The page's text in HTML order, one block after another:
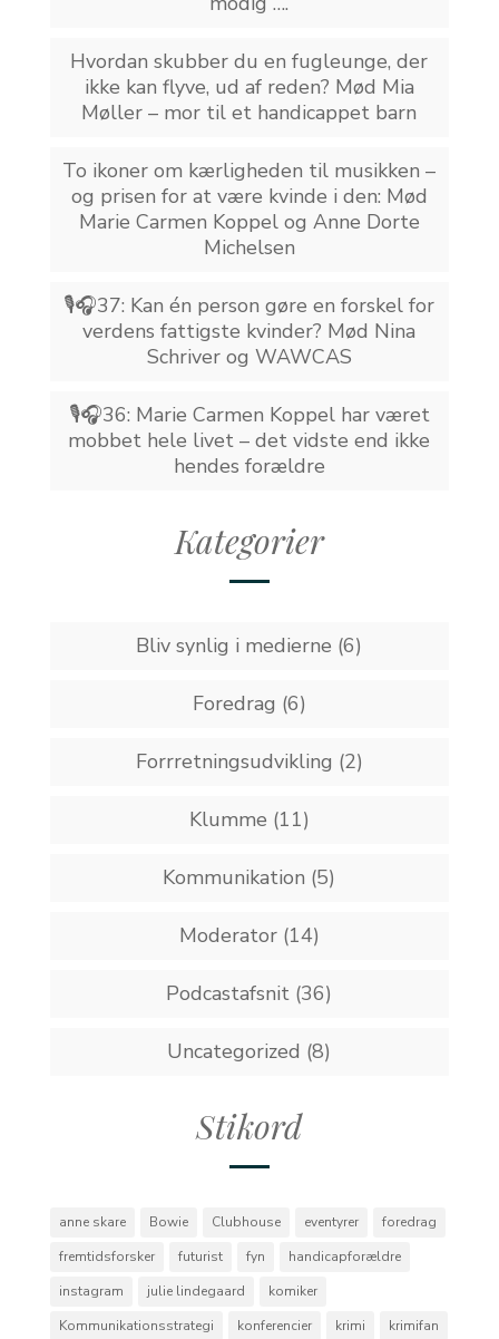
Hvordan skubber du en fugleunge, der
ikke kan flyve, ud af reden? Mød Mia
Møller – mor til et handicappet barn
To ikoner om kærligheden til musikken –
og prisen for at være kvinde i den: Mød
Marie Carmen Koppel og Anne Dorte
Michelsen
🎙️🎧37: Kan én person gøre en forskel for
verdens fattigste kvinder? Mød Nina
Schriver og WAWCAS
🎙️🎧36: Marie Carmen Koppel har været
mobbet hele livet – det vidste end ikke
hendes forældre
Kategorier
Bliv synlig i medierne (6)
Foredrag (6)
Forrretningsudvikling (2)
Klumme (11)
Kommunikation (5)
Moderator(14)
Podcastafsnit (36)
Uncategorized (8)
Stikord
anne skare Bowie Clubhouse eventyrer
foredrag
fremtidsforsker
futurist fyn
handicapforældre
instagram
julie lindegaard
komiker
Kommunikationsstrategi
konferencier krimi
krimifan